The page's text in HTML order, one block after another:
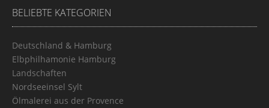
BELIEBTE KATEGORIEN
Deutschland & Hamburg
Elbphilhamonie Hamburg
Landschaften
Nordseeinsel Sylt
Ölmalerei aus der Provence